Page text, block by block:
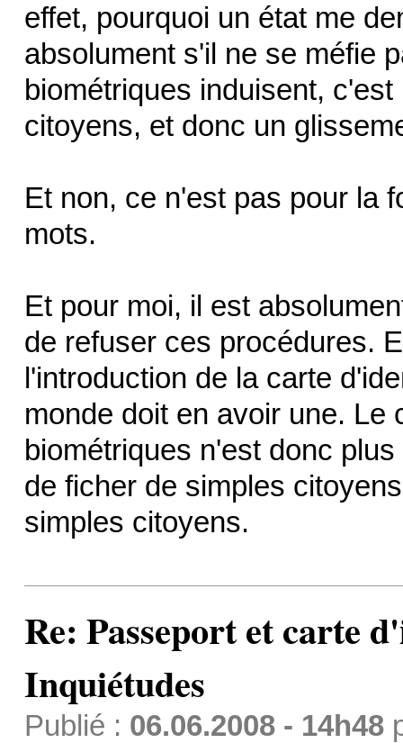
effet, pourquoi un état me
absolument s'il ne se méfie
biométriques induisent,
citoyens, et donc un
Et non, ce n'est pas pour la
mots.
Et pour moi, il est
de refuser ces procédures.
l'introduction de la carte
monde doit en avoir une. Le
biométriques n'est donc
de ficher de simples
simples citoyens.
Re: Passeport et carte
Inquiétudes
Publié : 06.06.2008 - 14h48